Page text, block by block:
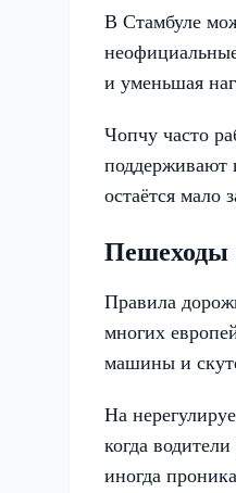
В Стамбуле
и уменьшая
Чопчу часто
поддерживают
остаётся
Пешеходы
Правила
многих
машины и
На
когда
иногда